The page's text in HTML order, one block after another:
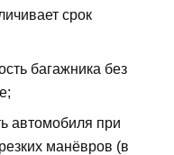
срок
багажника без
автомобиля при
манёвров (в